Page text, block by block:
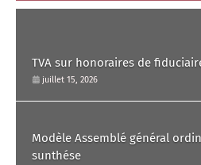
TVA sur honoraires de
juillet 15, 2026
Modèle Assemblé général
sunthése